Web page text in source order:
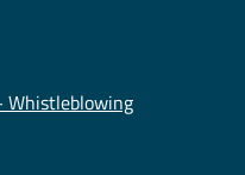
Whistleblowing